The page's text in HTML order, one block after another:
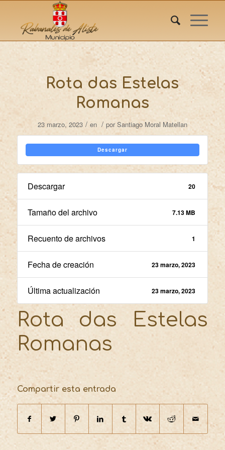
Rota das Estelas
Romanas
23 marzo, 2023 / en / porSantiago Moral Matellan
Descargar
Descargar 20
Tamaño del archivo 7.13 MB
Recuento de archivos 1
Fecha de creación 23 marzo, 2023
Última actualización 23 marzo, 2023
Rota das Estelas
Romanas
Compartir esta entrada